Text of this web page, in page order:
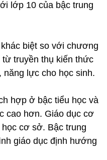
lớp 10 của bậc trung
biệt so với chương
truyền thụ kiến thức
năng lực cho học sinh.
hợp ở bậc tiểu học và
cao hơn. Giáo dục cơ
cơ sở. Bậc trung
giáo dục định hướng